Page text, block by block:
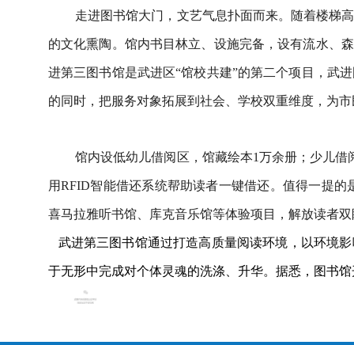
走进图书馆大门，文艺气息扑面而来。随着楼梯
的文化熏陶。馆内书目林立、设施完备，设有流水、
进第三图书馆是武进区“馆校共建”的第二个项目，武
的同时，把服务对象拓展到社会、学校双重维度，为
馆内设低幼儿借阅区，馆藏绘本1万余册；少儿
用RFID智能借还系统帮助读者一键借还。值得一提
喜马拉雅听书馆、库克音乐馆等体验项目，解放读者
武进第三图书馆通过打造高质量阅读环境，以环境
于无形中完成对个体灵魂的洗涤、升华。据悉，图书